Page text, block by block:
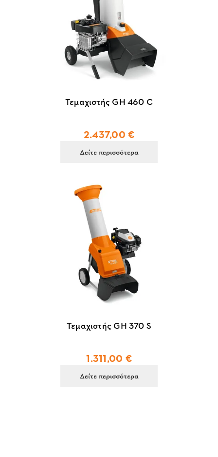
Τεμαχιστής GH 460 C
2.437,00 €
Δείτε περισσότερα
Τεμαχιστής GH 370 S
1.311,00 €
Δείτε περισσότερα